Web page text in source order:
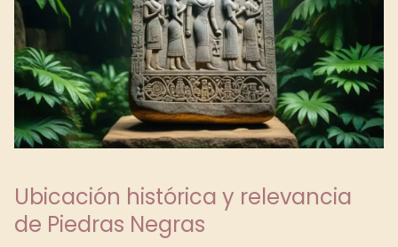
Ubicación histórica y relevancia
de Piedras Negras